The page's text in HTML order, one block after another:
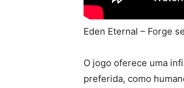
Eden Eternal – Forge
O jogo oferece uma
preferida, como